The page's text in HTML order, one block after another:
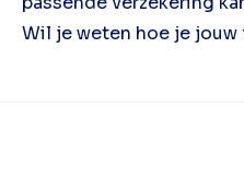
Wil je weten hoe je